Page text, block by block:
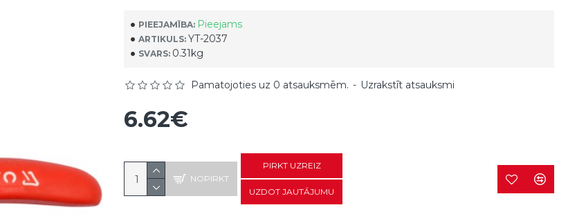
PIEEJAMĪBA: Pieejams
ARTIKULS: YT-2037
SVARS: 0.31kg
Pamatojoties uz 0 atsauksmēm. - Uzrakstīt atsauksmi
6.62€
NOPIRKT
PIRKT UZREIZ
UZDOT JAUTĀJUMU